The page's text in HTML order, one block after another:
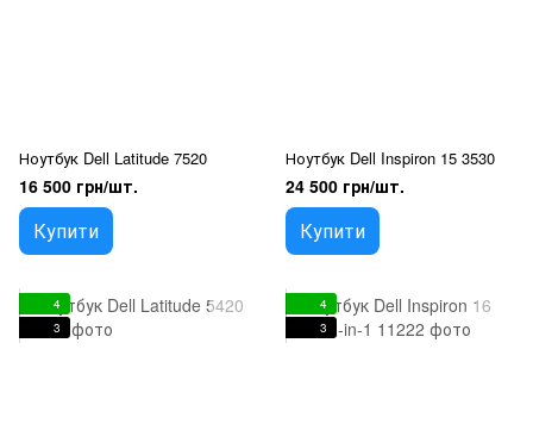
Ноутбук Dell Latitude 7520
16 500 грн/шт.
Купити
Ноутбук Dell Inspiron 15 3530
24 500 грн/шт.
Купити
4
3
4
3